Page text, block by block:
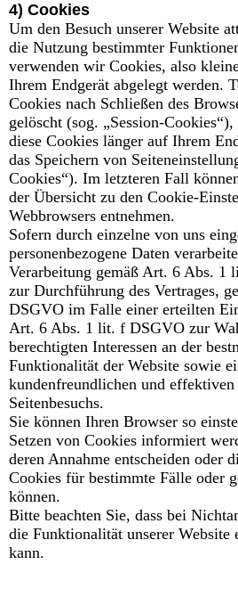
4) Cookies
Um den Besuch unserer Website
die Nutzung bestimmter
verwenden wir Cookies, also
Ihrem Endgerät abgelegt werden.
Cookies nach Schließen des
gelöscht (sog. „Session-
diese Cookies länger auf Ihrem
das Speichern von
Cookies“). Im letzteren Fall
der Übersicht zu den Cookie-
Webbrowsers entnehmen.
Sofern durch einzelne von uns
personenbezogene Daten
Verarbeitung gemäß Art. 6 Abs. 1
zur Durchführung des Vertrages,
DSGVO im Falle einer erteilten
Art. 6 Abs. 1 lit. f DSGVO zur
berechtigten Interessen an der
Funktionalität der Website sowie
kundenfreundlichen und effektiven
Seitenbesuchs.
Sie können Ihren Browser so
Setzen von Cookies informiert
deren Annahme entscheiden oder
Cookies für bestimmte Fälle oder
können.
Bitte beachten Sie, dass bei
die Funktionalität unserer Website
kann.